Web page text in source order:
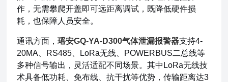
作，无需攀爬开盖即可远距离调试，既降低硬件损
耗，也保障人员安全。
通讯方面，瑶安GQ-YA-D300气体泄漏报警器支持4-
20MA、RS485、LoRa无线、POWERBUS二总线等
多种信号输出，灵活适配不同场景。其中LoRa无线技
术具备低功耗、免布线、抗干扰等优势，传输距离达3